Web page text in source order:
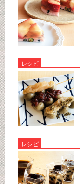
レシピ
レシピ